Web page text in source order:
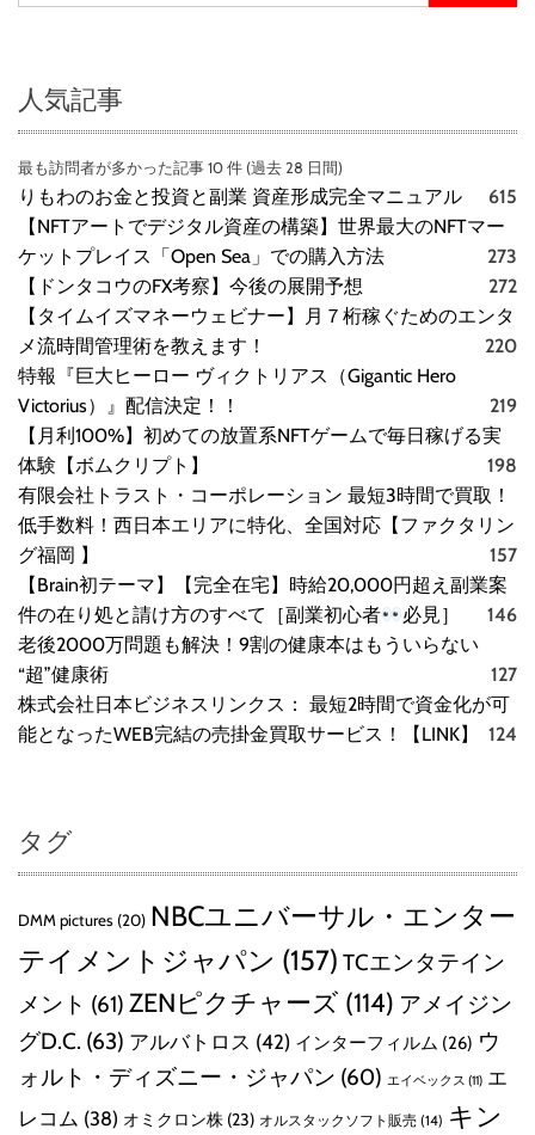
人気記事
最も訪問者が多かった記事 10 件 (過去 28 日間)
りもわのお金と投資と副業 資産形成完全マニュアル
615
【NFTアートでデジタル資産の構築】世界最大のNFTマー
ケットプレイス「Open Sea」での購入方法
273
【ドンタコウのFX考察】今後の展開予想
272
【タイムイズマネーウェビナー】月７桁稼ぐためのエンタ
メ流時間管理術を教えます！
220
特報『巨大ヒーロー ヴィクトリアス（Gigantic Hero
Victorius）』配信決定！！
219
【月利100%】初めての放置系NFTゲームで毎日稼げる実
体験【ボムクリプト】
198
有限会社トラスト・コーポレーション 最短3時間で買取！
低手数料！西日本エリアに特化、全国対応【ファクタリン
グ福岡 】
157
【Brain初テーマ】【完全在宅】時給20,000円超え副業案
件の在り処と請け方のすべて［副業初心者
必見］
146
老後2000万問題も解決！9割の健康本はもういらない
“超”健康術
127
株式会社日本ビジネスリンクス： 最短2時間で資金化が可
能となったWEB完結の売掛金買取サービス！【LINK】
124
タグ
DMM pictures (20) NBCユニバーサル・エンター
テイメントジャパン (157) TCエンタテイン
メント (61) ZENピクチャーズ (114) アメイジン
グD.C. (63) アルバトロス (42) インターフィルム (26) ウ
ォルト・ディズニー・ジャパン (60) エイベックス (11) エ
レコム (38) オミクロン株 (23) オルスタックソフト販売 (14) キン